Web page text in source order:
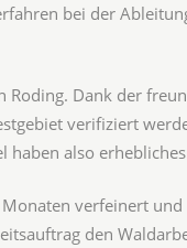
bei der
Roding. Dank der
verifiziert
also
verfeinert
den